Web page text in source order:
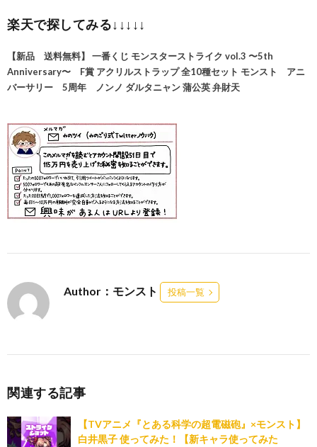
楽天で探してみる↓↓↓↓↓
【新品 送料無料】 一番くじ モンスターストライク vol.3 〜5th
Anniversary〜 F賞 アクリルストラップ 全10種セット モンスト アニ
バーサリー 5周年 ノンノ ダルタニャン 蒲公英 弁財天
Author：モンスト 投稿一覧
関連する記事
【TVアニメ『とある科学の超電磁砲』×モンスト】
白井黒子 使ってみた！【新キャラ使ってみた